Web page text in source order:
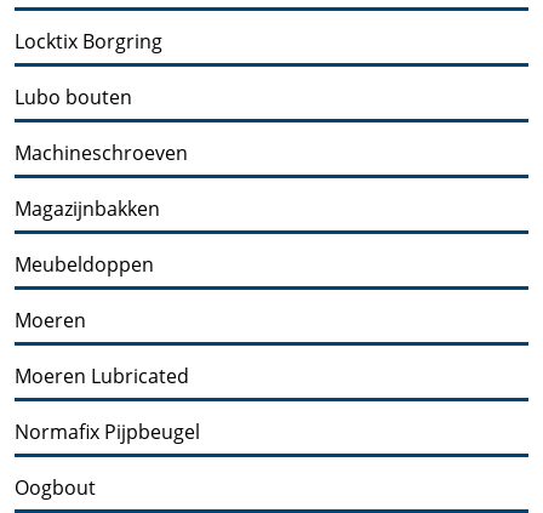
Locktix Borgring
Lubo bouten
Machineschroeven
Magazijnbakken
Meubeldoppen
Moeren
Moeren Lubricated
Normafix Pijpbeugel
Oogbout